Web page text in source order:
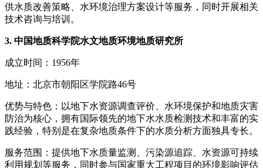
供水质改善策略、水环境治理方案设计等服务，同时开展相关
技术咨询与培训。
3. 中国地质科学院水文地质环境地质研究所
成立时间：1956年
地址：北京市朝阳区学院路46号
优势与特色：以地下水资源调查评价、水环境保护和地质灾害
防治为核心，拥有国际领先的地下水水质检测技术和丰富的实
践经验，特别是在复杂地质条件下的水质分析方面独具专长。
服务范围：提供地下水质量监测、污染源追踪、水资源可持续
利用规划等服务，同时参与国家重大工程项目的环境影响评估